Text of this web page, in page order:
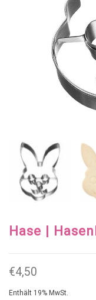
Hase |
€4,50
Enthält 19% MwSt.